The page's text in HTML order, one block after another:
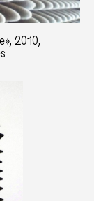
2010,